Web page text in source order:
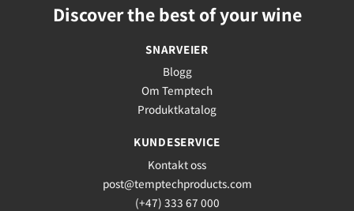
Discover the best of your wine
SNARVEIER
Blogg
Om Temptech
Produktkatalog
KUNDESERVICE
Kontakt oss
post@temptechproducts.com
(+47) 333 67 000